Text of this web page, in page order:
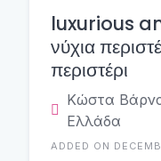
luxurious
νύχια
περιστέρι
Κώστα
Ελλάδα
ADDED ON